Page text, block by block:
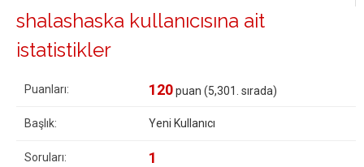
shalashaska kullanıcısına ait
istatistikler
Puanları: 120puan (5,301 . sırada)
Başlık: Yeni Kullanıcı
Soruları: 1